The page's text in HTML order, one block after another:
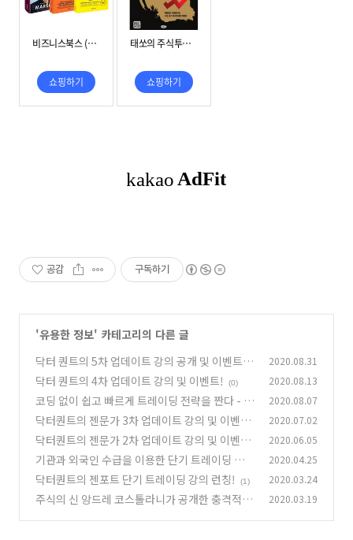
공감 구독하기
'유용한 정보' 카테고리의 다른 글
닥터 퀀트의 5차 업데이트 강의 공개 및 이벤트!
(1)
2020.08.31
닥터 퀀트의 4차 업데이트 강의 및 이벤트! (0) 2020.08.13
코딩 없이 쉽고 빠르게 트레이딩 전략을 짠다 - B
uild alpha 소개! (1)
(2)
2020.08.07
닥터퀀트의 젠문가 3차 업데이트 강의 및 이벤트!
(0)
2020.07.02
닥터퀀트의 젠문가 2차 업데이트 강의 및 이벤트!
(0)
2020.06.05
기관과 외국인 수급을 이용한 단기 트레이딩 전략
(5)
2020.04.25
닥터퀀트의 젠포트 단기 트레이딩 강의 런칭! (1) 2020.03.24
주식의 신 앙드레 코스톨라니가 공개한 충격적인
2020.03.19